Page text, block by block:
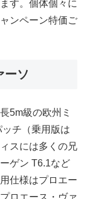
す。個体個々に
ンペーン特価ご
ーソ
5m級の欧州ミ
チ（乗用版は
スには多くの兄
ゲン T6.1など
仕様はプロエー
ロエース・ヴァ